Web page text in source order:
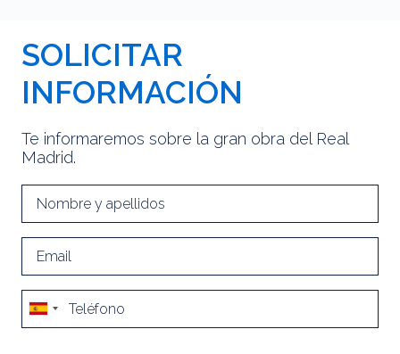
SOLICITAR
INFORMACIÓN
Te informaremos sobre la gran obra del Real
Madrid.